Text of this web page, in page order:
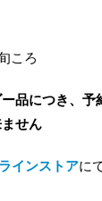
ころ
品につき、予
せん
インストアに